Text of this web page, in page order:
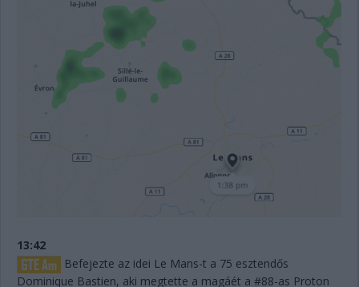
13:42
Befejezte az idei Le Mans-t a 75 esztendős
Dominique Bastien, aki megtette a magáét a #88-as Proton